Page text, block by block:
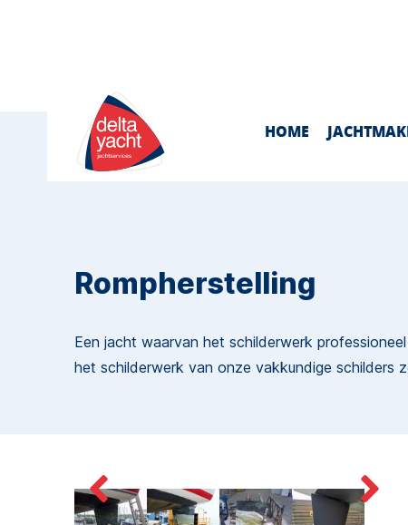
HOME
Rompherstelling
Een jacht waarvan het schilderwerk
het schilderwerk van onze vakkundige schilders